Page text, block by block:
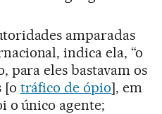
amparadas
indica ela, “o
para eles bastavam os
[o tráfico de ópio], em
o único agente;